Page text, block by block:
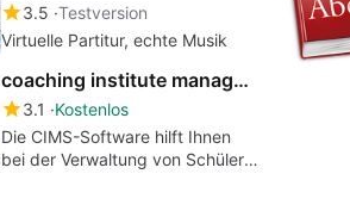
3.5 Testversion
Virtuelle Partitur, echte Musik
coaching institute management system
3.1
Kostenlos
Die CIMS-Software hilft Ihnen
bei der Verwaltung von Schülern,